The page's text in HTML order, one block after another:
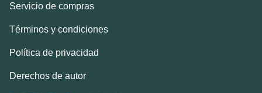
Servicio de compras
Términos y condiciones
Política de privacidad
Derechos de autor